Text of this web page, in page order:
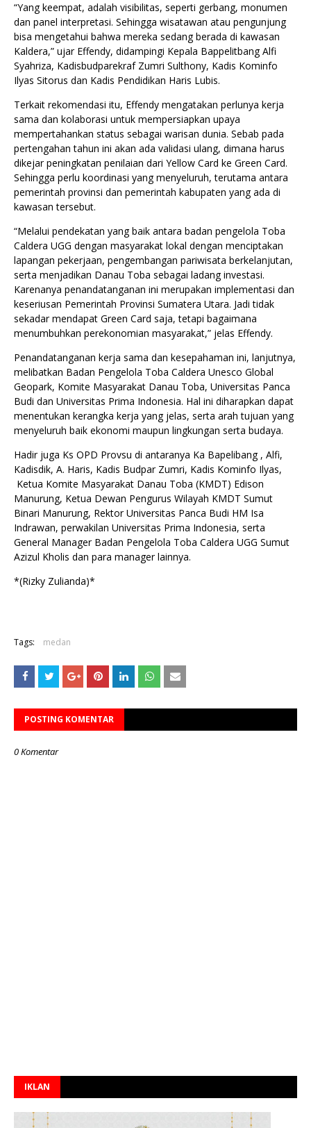
“Yang keempat, adalah visibilitas, seperti gerbang, monumen
dan panel interpretasi. Sehingga wisatawan atau pengunjung
bisa mengetahui bahwa mereka sedang berada di kawasan
Kaldera,” ujar Effendy, didampingi Kepala Bappelitbang Alfi
Syahriza, Kadisbudparekraf Zumri Sulthony, Kadis Kominfo
Ilyas Sitorus dan Kadis Pendidikan Haris Lubis.
Terkait rekomendasi itu, Effendy mengatakan perlunya kerja
sama dan kolaborasi untuk mempersiapkan upaya
mempertahankan status sebagai warisan dunia. Sebab pada
pertengahan tahun ini akan ada validasi ulang, dimana harus
dikejar peningkatan penilaian dari Yellow Card ke Green Card.
Sehingga perlu koordinasi yang menyeluruh, terutama antara
pemerintah provinsi dan pemerintah kabupaten yang ada di
kawasan tersebut.
“Melalui pendekatan yang baik antara badan pengelola Toba
Caldera UGG dengan masyarakat lokal dengan menciptakan
lapangan pekerjaan, pengembangan pariwisata berkelanjutan,
serta menjadikan Danau Toba sebagai ladang investasi.
Karenanya penandatanganan ini merupakan implementasi dan
keseriusan Pemerintah Provinsi Sumatera Utara. Jadi tidak
sekadar mendapat Green Card saja, tetapi bagaimana
menumbuhkan perekonomian masyarakat,” jelas Effendy.
Penandatanganan kerja sama dan kesepahaman ini, lanjutnya,
melibatkan Badan Pengelola Toba Caldera Unesco Global
Geopark, Komite Masyarakat Danau Toba, Universitas Panca
Budi dan Universitas Prima Indonesia. Hal ini diharapkan dapat
menentukan kerangka kerja yang jelas, serta arah tujuan yang
menyeluruh baik ekonomi maupun lingkungan serta budaya.
Hadir juga Ks OPD Provsu di antaranya Ka Bapelibang , Alfi,
Kadisdik, A. Haris, Kadis Budpar Zumri, Kadis Kominfo Ilyas,
Ketua Komite Masyarakat Danau Toba (KMDT) Edison
Manurung, Ketua Dewan Pengurus Wilayah KMDT Sumut
Binari Manurung, Rektor Universitas Panca Budi HM Isa
Indrawan, perwakilan Universitas Prima Indonesia, serta
General Manager Badan Pengelola Toba Caldera UGG Sumut
Azizul Kholis dan para manager lainnya.
*(Rizky Zulianda)*
Tags: medan
POSTING KOMENTAR
0 Komentar
IKLAN